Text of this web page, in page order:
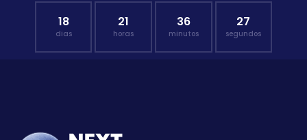
18
dias
21
horas
36
minutos
26
segundos